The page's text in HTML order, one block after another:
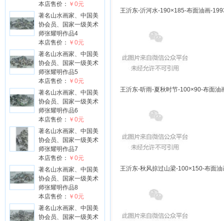
本店售价： ￥0元
著名山水画家、中国美
协会员、国家一级美术
师张耀明作品4
本店售价： ￥0元
著名山水画家、中国美
协会员、国家一级美术
师张耀明作品5
本店售价： ￥0元
著名山水画家、中国美
协会员、国家一级美术
师张耀明作品6
本店售价： ￥0元
著名山水画家、中国美
协会员、国家一级美术
师张耀明作品7
本店售价： ￥0元
著名山水画家、中国美
协会员、国家一级美术
师张耀明作品8
本店售价： ￥0元
著名山水画家、中国美
协会员、国家一级美术
王沂东-沂河水-190×185-布面油画-
王沂东-听雨-夏秋时节-100×90-布面油
王沂东-秋风掠过山梁-100×150-布面